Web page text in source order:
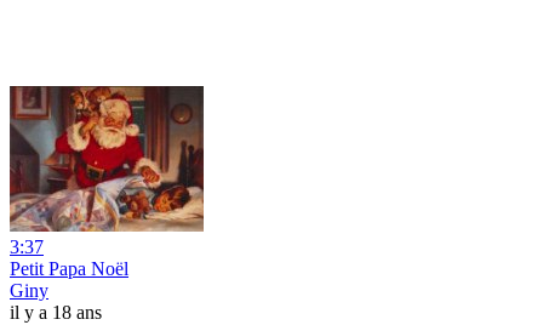
3:37
Petit Papa Noël
Giny
il y a 18 ans